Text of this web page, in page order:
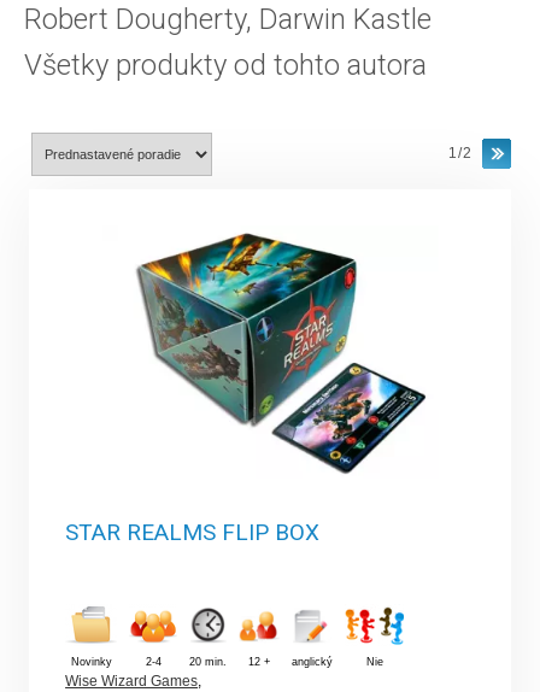
Robert Dougherty, Darwin Kastle
Všetky produkty od tohto autora
1/2
STAR REALMS FLIP BOX
Novinky 2-4 20 min. 12 + anglický Nie
Wise Wizard Games,